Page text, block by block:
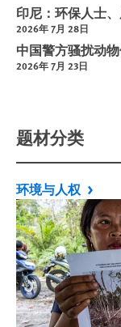
印尼：环保人士
2026年 7月 28日
中国警方骚扰动
2026年 7月 23日
题材分类
环境与人权